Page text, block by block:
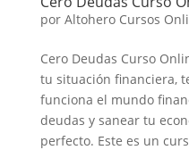
por Altohero Cursos
Cero Deudas Curso
tu situación financiera,
funciona el mundo
deudas y sanear tu
perfecto. Este es un